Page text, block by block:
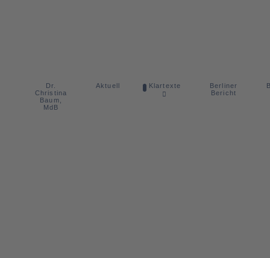
Dr.
Christina
Baum,
MdB
Aktuell Klartexte
Berliner
Bericht